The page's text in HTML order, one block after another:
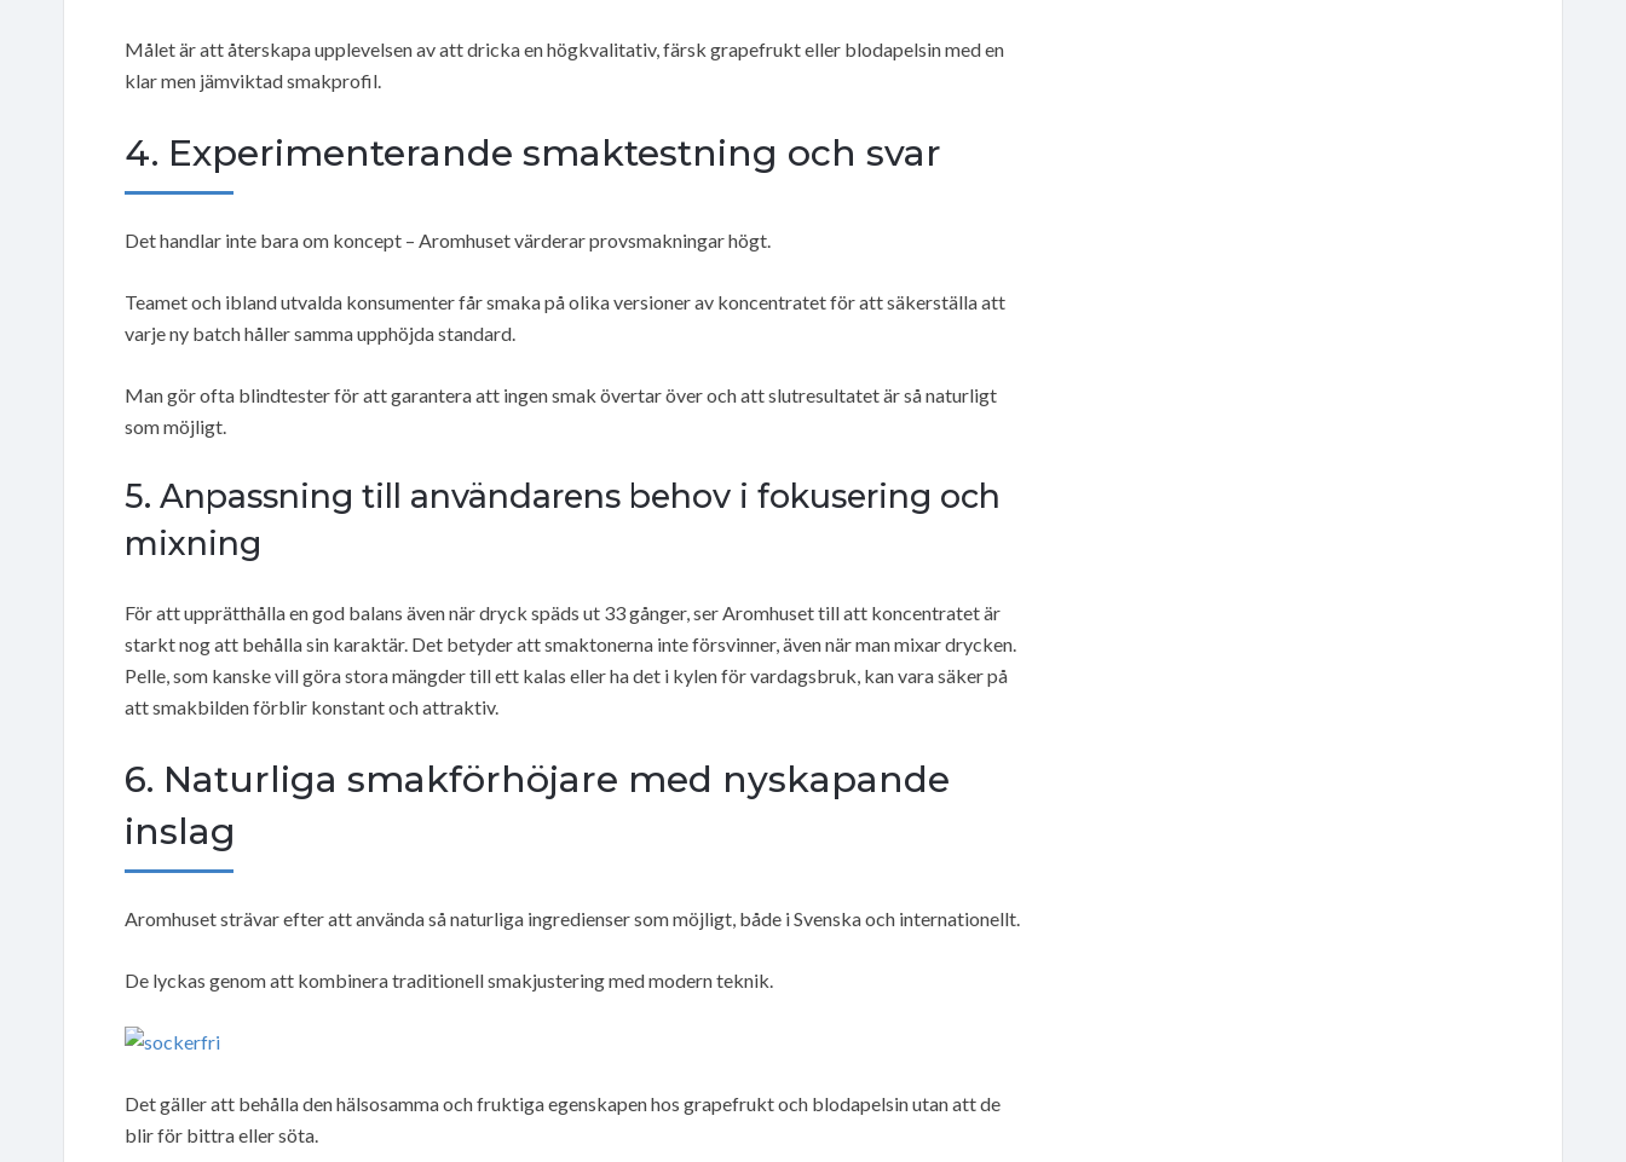
Målet är att återskapa upplevelsen av att dricka en högkvalitativ, färsk grapefrukt eller blodapelsin med en
klar men jämviktad smakprofil.
4. Experimenterande smaktestning och svar
Det handlar inte bara om koncept – Aromhuset värderar provsmakningar högt.
Teamet och ibland utvalda konsumenter får smaka på olika versioner av koncentratet för att säkerställa att
varje ny batch håller samma upphöjda standard.
Man gör ofta blindtester för att garantera att ingen smak övertar över och att slutresultatet är så naturligt
som möjligt.
5. Anpassning till användarens behov i fokusering och
mixning
För att upprätthålla en god balans även när dryck späds ut 33 gånger, ser Aromhuset till att koncentratet är
starkt nog att behålla sin karaktär. Det betyder att smaktonerna inte försvinner, även när man mixar drycken.
Pelle, som kanske vill göra stora mängder till ett kalas eller ha det i kylen för vardagsbruk, kan vara säker på
att smakbilden förblir konstant och attraktiv.
6. Naturliga smakförhöjare med nyskapande
inslag
Aromhuset strävar efter att använda så naturliga ingredienser som möjligt, både i Svenska och internationellt.
De lyckas genom att kombinera traditionell smakjustering med modern teknik.
Det gäller att behålla den hälsosamma och fruktiga egenskapen hos grapefrukt och blodapelsin utan att de
blir för bittra eller söta.